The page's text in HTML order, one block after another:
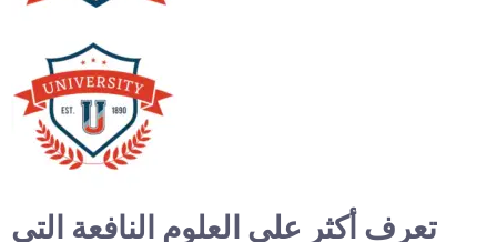
تعرف أكثر على العلوم النافعة التي